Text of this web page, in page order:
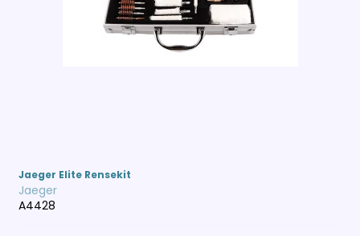
Jaeger Elite Rensekit
Jaeger
A4428